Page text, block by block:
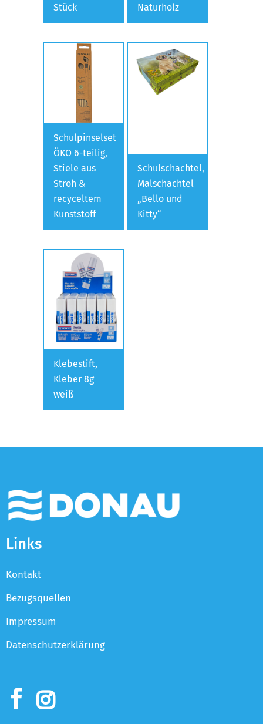
Stück
Naturholz
Schulpinselset
ÖKO 6-teilig,
Stiele aus
Stroh &
recyceltem
Kunststoff
Schulschachtel,
Malschachtel
„Bello und
Kitty“
Klebestift,
Kleber 8g
weiß
Links
Kontakt
Bezugsquellen
Impressum
Datenschutzerklärung